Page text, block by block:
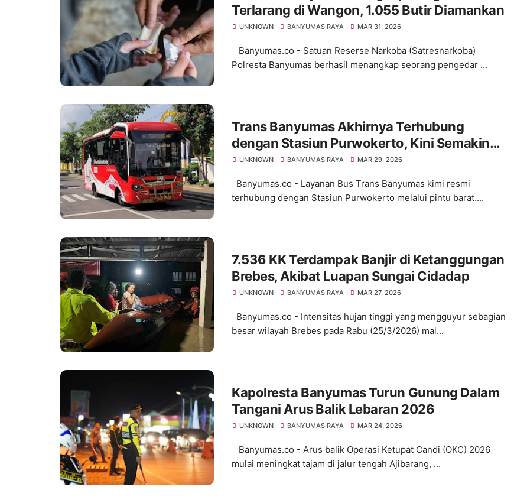
Terlarang di Wangon, 1.055 Butir Diamankan
UNKNOWN BANYUMAS RAYA MAR 31, 2026
Banyumas.co - Satuan Reserse Narkoba (Satresnarkoba)
Polresta Banyumas berhasil menangkap seorang pengedar ...
Trans Banyumas Akhirnya Terhubung
dengan Stasiun Purwokerto, Kini Semakin
Luas Jangkauannya
UNKNOWN BANYUMAS RAYA MAR 29, 2026
Banyumas.co - Layanan Bus Trans Banyumas kimi resmi
terhubung dengan Stasiun Purwokerto melalui pintu barat....
7.536 KK Terdampak Banjir di Ketanggungan
Brebes, Akibat Luapan Sungai Cidadap
UNKNOWN BANYUMAS RAYA MAR 27, 2026
Banyumas.co - Intensitas hujan tinggi yang mengguyur sebagian
besar wilayah Brebes pada Rabu (25/3/2026) mal...
Kapolresta Banyumas Turun Gunung Dalam
Tangani Arus Balik Lebaran 2026
UNKNOWN BANYUMAS RAYA MAR 24, 2026
Banyumas.co - Arus balik Operasi Ketupat Candi (OKC) 2026
mulai meningkat tajam di jalur tengah Ajibarang, ...